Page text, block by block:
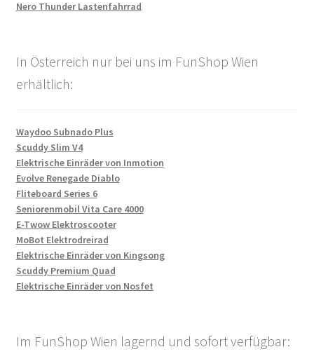
Nero Thunder Lastenfahrrad
In Österreich nur bei uns im FunShop Wien
erhältlich:
Waydoo Subnado Plus
Scuddy Slim V4
Elektrische Einräder von Inmotion
Evolve Renegade Diablo
Fliteboard Series 6
Seniorenmobil Vita Care 4000
E-Twow Elektroscooter
MoBot Elektrodreirad
Elektrische Einräder von Kingsong
Scuddy Premium Quad
Elektrische Einräder von Nosfet
Im FunShop Wien lagernd und sofort verfügbar: